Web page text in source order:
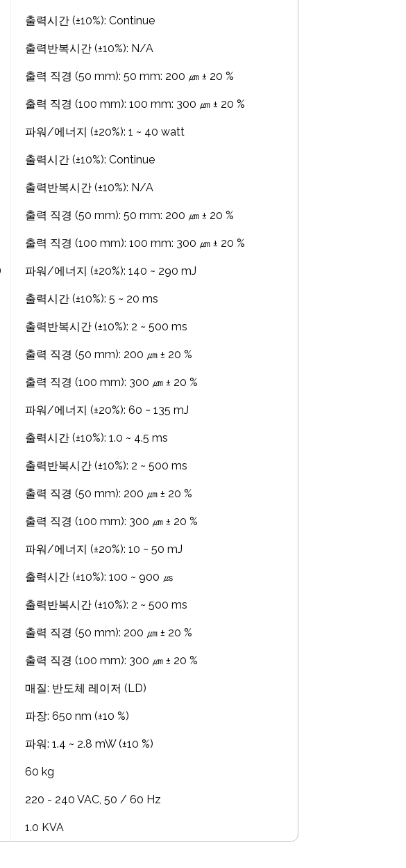
출력시간 (±10%): Continue
출력반복시간 (±10%): N/A
출력 직경 (50 mm): 50 mm: 200 ㎛ ± 20 %
출력 직경 (100 mm): 100 mm: 300 ㎛ ± 20 %
파워/에너지 (±20%): 1 ~ 40 watt
출력시간 (±10%): Continue
출력반복시간 (±10%): N/A
출력 직경 (50 mm): 50 mm: 200 ㎛ ± 20 %
출력 직경 (100 mm): 100 mm: 300 ㎛ ± 20 %
파워/에너지 (±20%): 140 ~ 290 mJ
출력시간 (±10%): 5 ~ 20 ms
출력반복시간 (±10%): 2 ~ 500 ms
출력 직경 (50 mm): 200 ㎛ ± 20 %
출력 직경 (100 mm): 300 ㎛ ± 20 %
파워/에너지 (±20%): 60 ~ 135 mJ
출력시간 (±10%): 1.0 ~ 4.5 ms
출력반복시간 (±10%): 2 ~ 500 ms
출력 직경 (50 mm): 200 ㎛ ± 20 %
출력 직경 (100 mm): 300 ㎛ ± 20 %
파워/에너지 (±20%): 10 ~ 50 mJ
출력시간 (±10%): 100 ~ 900 ㎲
출력반복시간 (±10%): 2 ~ 500 ms
출력 직경 (50 mm): 200 ㎛ ± 20 %
출력 직경 (100 mm): 300 ㎛ ± 20 %
매질: 반도체 레이저 (LD)
파장: 650 nm (±10 %)
파워: 1.4 ~ 2.8 mW (±10 %)
60 kg
220 - 240 VAC, 50 / 60 Hz
1.0 KVA